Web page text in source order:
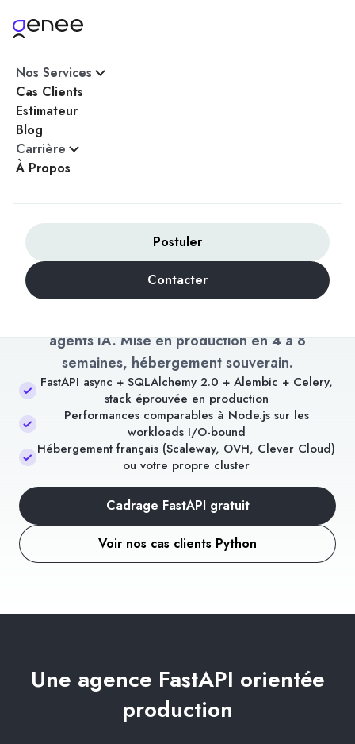
Nos Services
Cas Clients
Estimateur
Blog
Carrière
À Propos
Postuler
Contacter
Accueil/Stack/Agence FastAPI
Agence FastAPI —
backend Python
performant en France
Genee conçoit, développe et maintient vos
APIs FastAPI en production. Async natif,
agents IA. Mise en production en 4 à 8
semaines, hébergement souverain.
FastAPI async + SQLAlchemy 2.0 + Alembic + Celery,
stack éprouvée en production
Performances comparables à Node.js sur les
workloads I/O-bound
Hébergement français (Scaleway, OVH, Clever Cloud)
ou votre propre cluster
Cadrage FastAPI gratuit
Voir nos cas clients Python
Une agence FastAPI orientée
production